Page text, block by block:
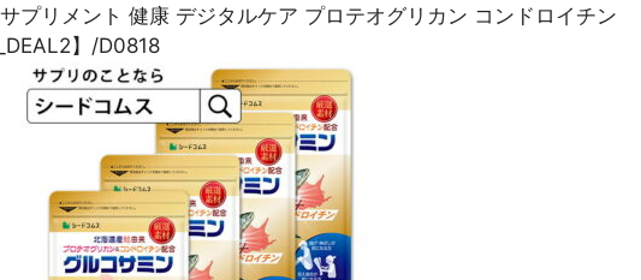
プリメント 健康 デジタルケア プロテオグリカン コンドロイチン
】/D0818